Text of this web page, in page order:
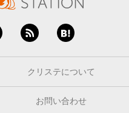
クリステについて
お問い合わせ